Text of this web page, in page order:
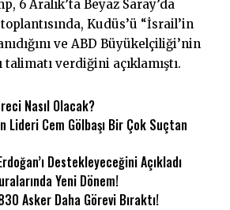
6 Aralık’ta Beyaz Saray’da
Kudüs’ü “İsrail’in
ve ABD Büyükelçiliği’nin
talimatı verdiğini açıklamıştı.
Nasıl Olacak?
Lideri Cem Gölbaşı Bir Çok Suçtan
Destekleyeceğini Açıkladı
Yeni Dönem!
Asker Daha Görevi Bıraktı!